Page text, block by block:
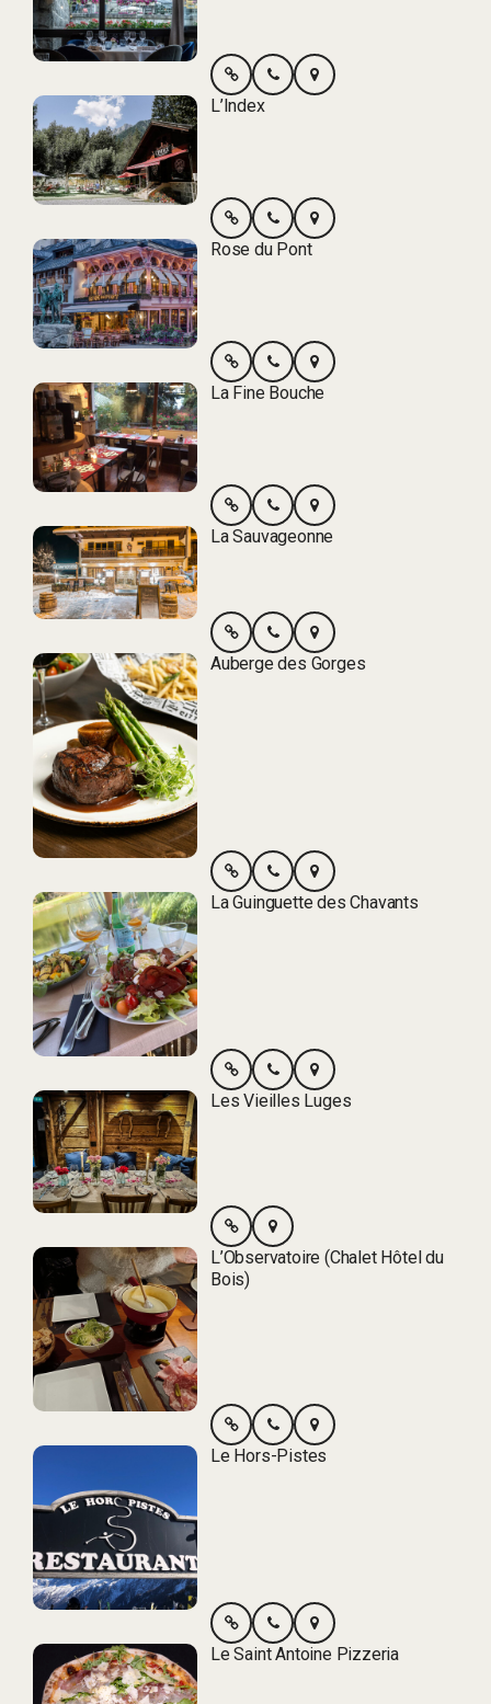
L’Index
Rose du Pont
La Fine Bouche
La Sauvageonne
Auberge des Gorges
La Guinguette des Chavants
Les Vieilles Luges
L’Observatoire (Chalet Hôtel du
Bois)
Le Hors-Pistes
Le Saint Antoine Pizzeria